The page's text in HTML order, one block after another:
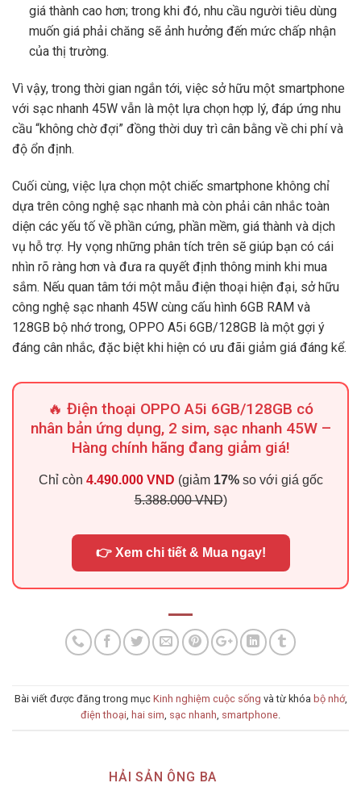
giá thành cao hơn; trong khi đó, nhu cầu người tiêu dùng
muốn giá phải chăng sẽ ảnh hưởng đến mức chấp nhận
của thị trường.
Vì vậy, trong thời gian ngắn tới, việc sở hữu một smartphone
với sạc nhanh 45W vẫn là một lựa chọn hợp lý, đáp ứng nhu
cầu “không chờ đợi” đồng thời duy trì cân bằng về chi phí và
độ ổn định.
Cuối cùng, việc lựa chọn một chiếc smartphone không chỉ
dựa trên công nghệ sạc nhanh mà còn phải cân nhắc toàn
diện các yếu tố về phần cứng, phần mềm, giá thành và dịch
vụ hỗ trợ. Hy vọng những phân tích trên sẽ giúp bạn có cái
nhìn rõ ràng hơn và đưa ra quyết định thông minh khi mua
sắm. Nếu quan tâm tới một mẫu điện thoại hiện đại, sở hữu
công nghệ sạc nhanh 45W cùng cấu hình 6GB RAM và
128GB bộ nhớ trong, OPPO A5i 6GB/128GB là một gợi ý
đáng cân nhắc, đặc biệt khi hiện có ưu đãi giảm giá đáng kể.
🔥 Điện thoại OPPO A5i 6GB/128GB có
nhân bản ứng dụng, 2 sim, sạc nhanh 45W –
Hàng chính hãng đang giảm giá!
Chỉ còn 4.490.000 VND (giảm 17%so với giá gốc
5.388.000 VND)
👉 Xem chi tiết & Mua ngay!
Bài viết được đăng trong mục Kinh nghiệm cuộc sống và từ khóa bộ nhớ,
điện thoại, hai sim, sạc nhanh, smartphone.
HẢI SẢN ÔNG BA